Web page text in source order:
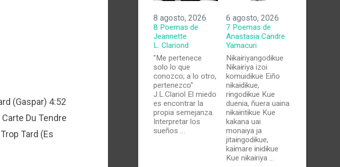
(Gaspar) 4:52
Du Tendre
Tard (Es
8 agosto, 2026
8 Poemas de
Jeannette
L. Clariond
"Me pertenece
solo lo que
conozco; a lo otro,
pertenezco"
J.L.Clariol El miedo
es encontrar la
propia semejanza.
Interpretar los
sueños …
6 agosto, 2026
7 Poemas de
Anastasia Candre
Yamacuri
Nɨkaɨriyangodɨkue
Nɨkaɨriya izoi
komuidɨkue Eiño
nɨkaɨdɨkue,
rɨngodɨkue Kue
duenia, ñuera uaina
nɨkaɨritɨkue Kue
kakana uai
monaiya ja
jitaɨngodɨkue,
kaɨmare ɨnɨdɨkue
Kue nɨkaɨriya …